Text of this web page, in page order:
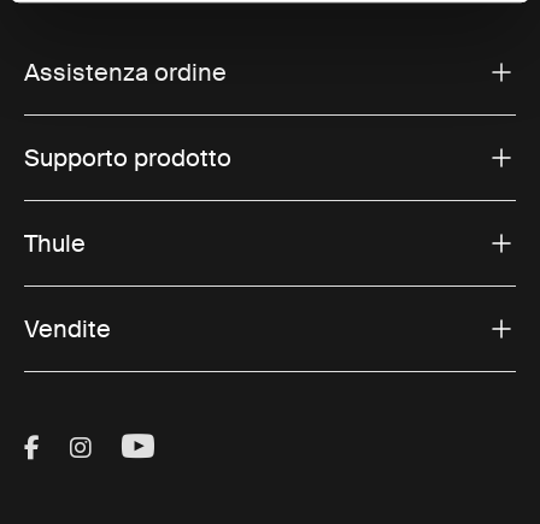
Assistenza ordine
Supporto prodotto
Thule
Vendite
Visit Thule on Facebook (external link)
Visit Thule on Instagram (external link)
Visit Thule on Youtube (external